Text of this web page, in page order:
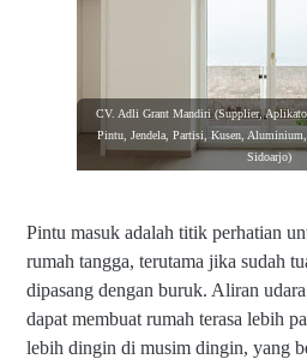
CV. Adli Grant Mandiri (Supplier,
Pintu, Jendela, Partisi, Kusen,
Sidoarjo)
Pintu masuk adalah titik perhatian
rumah tangga, terutama jika sudah
dipasang dengan buruk. Aliran
dapat membuat rumah terasa lebih
lebih dingin di musim dingin, yang